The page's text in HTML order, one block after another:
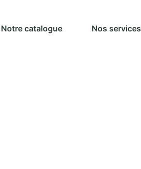
Notre catalogue Nos services